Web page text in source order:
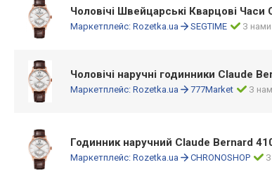
Чоловічі Швейцарські Кварцові Часи
Маркетплейс: Rozetka.ua SEGTIME З нами
Чоловічі наручні годинники Claude
Маркетплейс: Rozetka.ua 777Market З
Годинник наручний Claude Bernard
Маркетплейс: Rozetka.ua CHRONOSHOP